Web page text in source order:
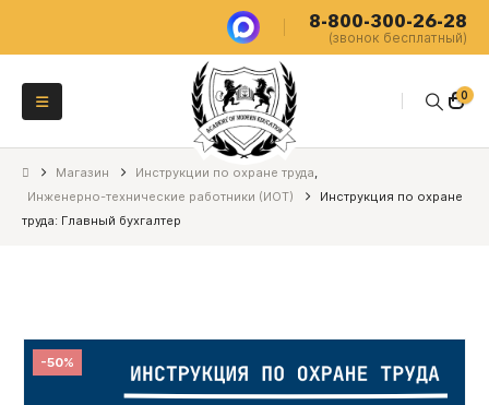
8-800-300-26-28
(звонок бесплатный)
0
Магазин Инструкции по охране труда,
Инженерно-технические работники (ИОТ)
Инструкция по охране
труда: Главный бухгалтер
-50%